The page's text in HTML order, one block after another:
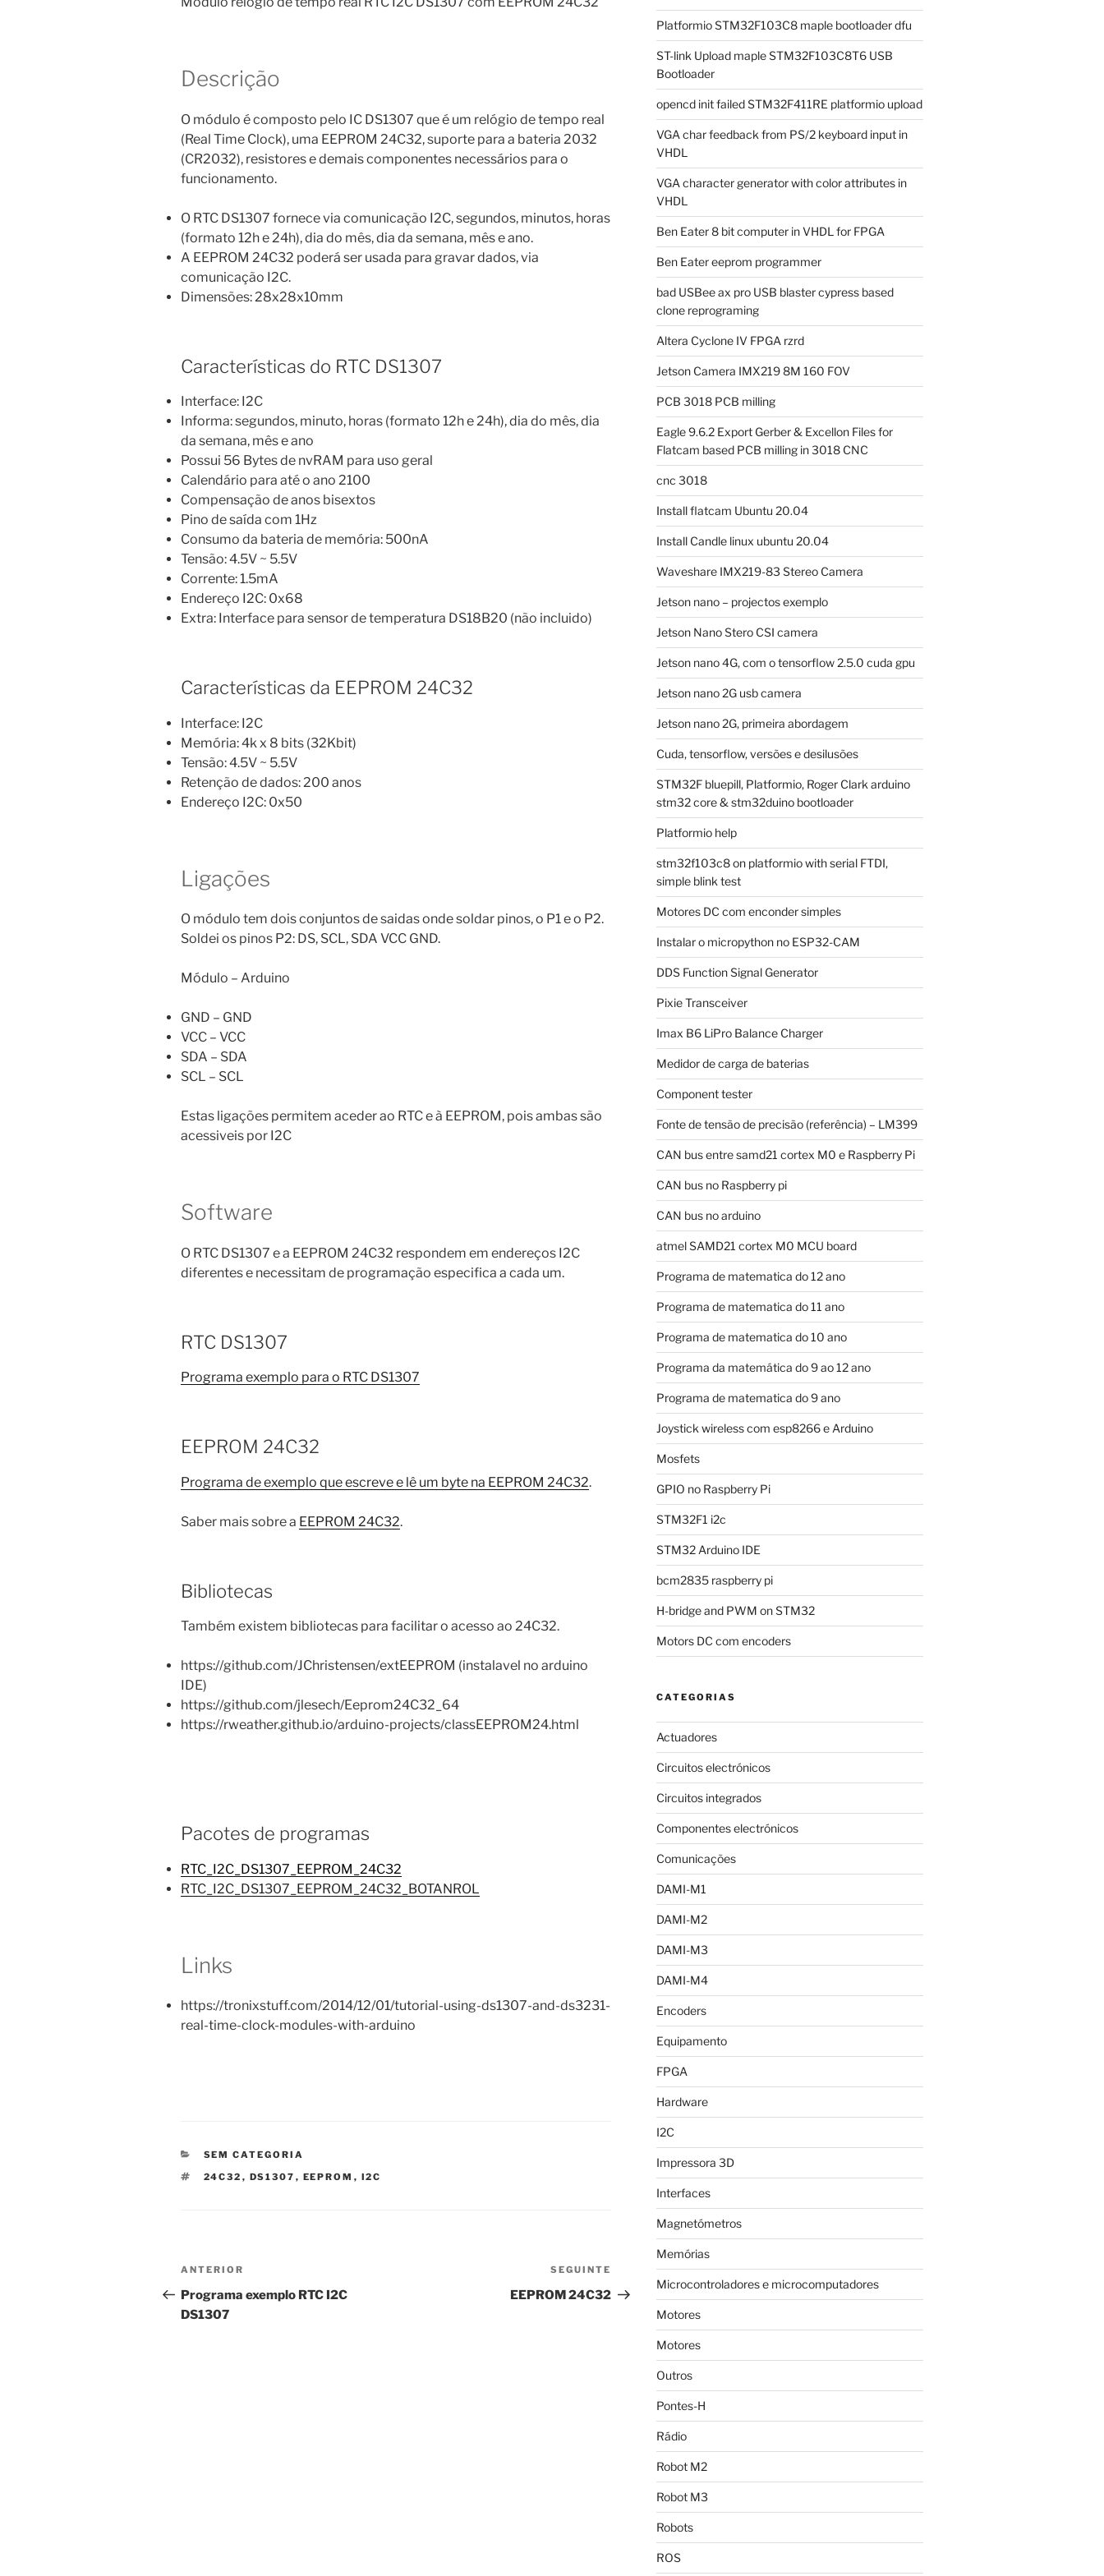
Descrição
O módulo é composto pelo IC DS1307 que é um relógio de tempo real
(Real Time Clock), uma EEPROM 24C32, suporte para a bateria 2032
(CR2032), resistores e demais componentes necessários para o
funcionamento.
O RTC DS1307 fornece via comunicação I2C, segundos, minutos, horas
(formato 12h e 24h), dia do mês, dia da semana, mês e ano.
A EEPROM 24C32 poderá ser usada para gravar dados, via
comunicação I2C.
Dimensões: 28x28x10mm
Características do RTC DS1307
Interface: I2C
Informa: segundos, minuto, horas (formato 12h e 24h), dia do mês, dia
da semana, mês e ano
Possui 56 Bytes de nvRAM para uso geral
Calendário para até o ano 2100
Compensação de anos bisextos
Pino de saída com 1Hz
Consumo da bateria de memória: 500nA
Tensão: 4.5V ~ 5.5V
Corrente: 1.5mA
Endereço I2C: 0x68
Extra: Interface para sensor de temperatura DS18B20 (não incluido)
Características da EEPROM 24C32
Interface: I2C
Memória: 4k x 8 bits (32Kbit)
Tensão: 4.5V ~ 5.5V
Retenção de dados: 200 anos
Endereço I2C: 0x50
Ligações
O módulo tem dois conjuntos de saidas onde soldar pinos, o P1 e o P2.
Soldei os pinos P2: DS, SCL, SDA VCC GND.
Módulo – Arduino
GND – GND
VCC – VCC
SDA – SDA
SCL – SCL
Estas ligações permitem aceder ao RTC e à EEPROM, pois ambas são
acessiveis por I2C
Software
O RTC DS1307 e a EEPROM 24C32 respondem em endereços I2C
diferentes e necessitam de programação especifica a cada um.
RTC DS1307
Programa exemplo para o RTC DS1307
EEPROM 24C32
Programa de exemplo que escreve e lê um byte na EEPROM 24C32.
Saber mais sobre a EEPROM 24C32.
Bibliotecas
Também existem bibliotecas para facilitar o acesso ao 24C32.
https://github.com/JChristensen/extEEPROM (instalavel no arduino
IDE)
https://github.com/jlesech/Eeprom24C32_64
https://rweather.github.io/arduino-projects/classEEPROM24.html
Pacotes de programas
RTC_I2C_DS1307_EEPROM_24C32
RTC_I2C_DS1307_EEPROM_24C32_BOTANROL
Links
https://tronixstuff.com/2014/12/01/tutorial-using-ds1307-and-ds3231-
real-time-clock-modules-with-arduino
CATEGORIAS
SEM CATEGORIA
ETIQUETAS
24C32 , DS1307 , EEPROM , I2C
Navegação
de
artigos
Conteúdo
anterior
ANTERIOR
Programa exemplo RTC I2C
DS1307
Conteúdo
seguinte
SEGUINTE
EEPROM 24C32
Platformio STM32F103C8 maple bootloader dfu
ST-link Upload maple STM32F103C8T6 USB
Bootloader
opencd init failed STM32F411RE platformio upload
VGA char feedback from PS/2 keyboard input in
VHDL
VGA character generator with color attributes in
VHDL
Ben Eater 8 bit computer in VHDL for FPGA
Ben Eater eeprom programmer
bad USBee ax pro USB blaster cypress based
clone reprograming
Altera Cyclone IV FPGA rzrd
Jetson Camera IMX219 8M 160 FOV
PCB 3018 PCB milling
Eagle 9.6.2 Export Gerber & Excellon Files for
Flatcam based PCB milling in 3018 CNC
cnc 3018
Install flatcam Ubuntu 20.04
Install Candle linux ubuntu 20.04
Waveshare IMX219-83 Stereo Camera
Jetson nano – projectos exemplo
Jetson Nano Stero CSI camera
Jetson nano 4G, com o tensorflow 2.5.0 cuda gpu
Jetson nano 2G usb camera
Jetson nano 2G, primeira abordagem
Cuda, tensorflow, versões e desilusões
STM32F bluepill, Platformio, Roger Clark arduino
stm32 core & stm32duino bootloader
Platformio help
stm32f103c8 on platformio with serial FTDI,
simple blink test
Motores DC com enconder simples
Instalar o micropython no ESP32-CAM
DDS Function Signal Generator
Pixie Transceiver
Imax B6 LiPro Balance Charger
Medidor de carga de baterias
Component tester
Fonte de tensão de precisão (referência) – LM399
CAN bus entre samd21 cortex M0 e Raspberry Pi
CAN bus no Raspberry pi
CAN bus no arduino
atmel SAMD21 cortex M0 MCU board
Programa de matematica do 12 ano
Programa de matematica do 11 ano
Programa de matematica do 10 ano
Programa da matemática do 9 ao 12 ano
Programa de matematica do 9 ano
Joystick wireless com esp8266 e Arduino
Mosfets
GPIO no Raspberry Pi
STM32F1 i2c
STM32 Arduino IDE
bcm2835 raspberry pi
H-bridge and PWM on STM32
Motors DC com encoders
CATEGORIAS
Actuadores
Circuitos electrónicos
Circuitos integrados
Componentes electrónicos
Comunicações
DAMI-M1
DAMI-M2
DAMI-M3
DAMI-M4
Encoders
Equipamento
FPGA
Hardware
I2C
Impressora 3D
Interfaces
Magnetómetros
Memórias
Microcontroladores e microcomputadores
Motores
Motores
Outros
Pontes-H
Rádio
Robot M2
Robot M3
Robots
ROS